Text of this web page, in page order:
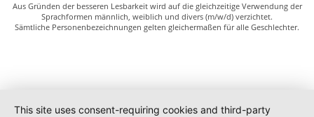
Aus Gründen der besseren Lesbarkeit wird auf die gleichzeitige Verwendung der
Sprachformen männlich, weiblich und divers (m/w/d) verzichtet.
Sämtliche Personenbezeichnungen gelten gleichermaßen für alle Geschlechter.
This site uses consent-requiring cookies and third-party